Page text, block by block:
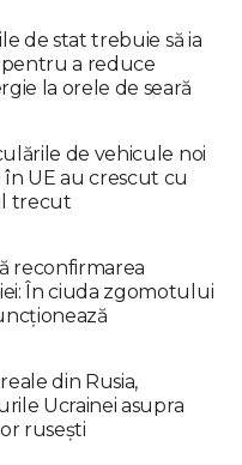
de stat trebuie să ia
a reduce
la orele de seară
de vehicule noi
UE au crescut cu
trecut
reconfirmarea
În ciuda zgomotului
din Rusia,
Ucrainei asupra
rusești